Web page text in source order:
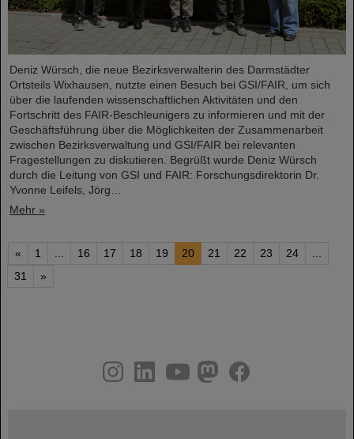
Deniz Würsch, die neue Bezirksverwalterin des Darmstädter
Ortsteils Wixhausen, nutzte einen Besuch bei GSI/FAIR, um sich
über die laufenden wissenschaftlichen Aktivitäten und den
Fortschritt des FAIR-Beschleunigers zu informieren und mit der
Geschäftsführung über die Möglichkeiten der Zusammenarbeit
zwischen Bezirksverwaltung und GSI/FAIR bei relevanten
Fragestellungen zu diskutieren. Begrüßt wurde Deniz Würsch
durch die Leitung von GSI und FAIR: Forschungsdirektorin Dr.
Yvonne Leifels, Jörg…
Mehr »
« 1 ... 16 17 18 19 20 21 22 23 24
...
31
»
youtube
helmholtz.social
facebook